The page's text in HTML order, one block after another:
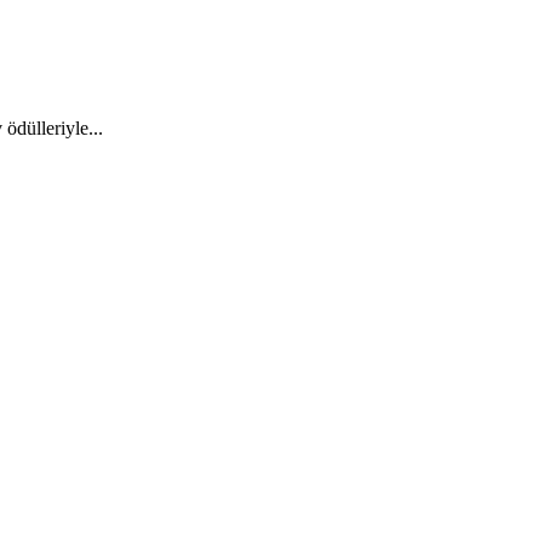
ödülleriyle...